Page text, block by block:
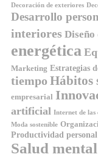
Decoración de exteriores
Desarrollo
interiores Diseño
energética
Marketing Estrategias
tiempo Hábitos
empresarial
artificial Internet de las
Moda sostenible
Productividad personal
Salud mental